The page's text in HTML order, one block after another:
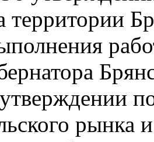
территории
рынка